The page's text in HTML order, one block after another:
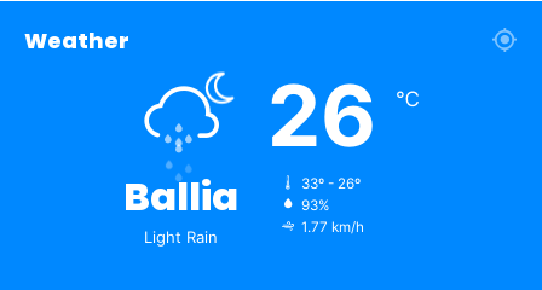
Weather
Ballia
Light Rain
26 ℃
33º - 26º
93%
1.77 km/h